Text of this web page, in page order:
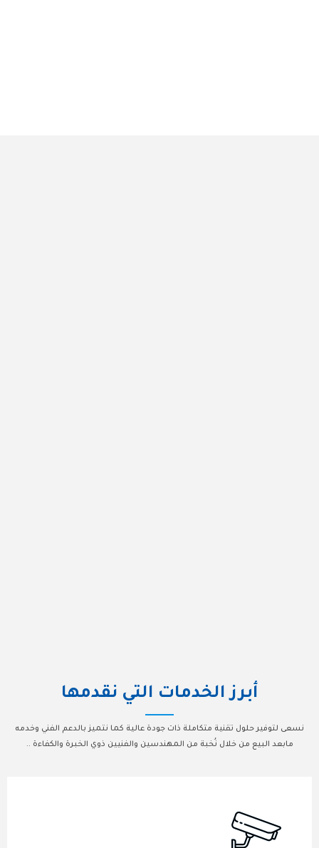
أبرز الخدمات التي نقدمها
نسعى لتوفير حلول تقنية متكاملة ذات جودة عالية كما نتميز بالدعم الفني وخدمه
مابعد البيع من خلال نُخبة من المهندسين والفنيين ذوي الخبرة والكفاءة ..